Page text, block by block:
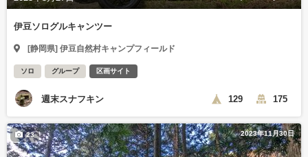
伊豆ソログルキャンツー
[静岡県] 伊豆自然村キャンプフィールド
ソロ グループ 区画サイト
週末スナフキン 129 175
2023年11月30日
23